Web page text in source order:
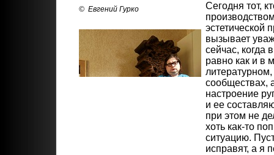
© Евгений Гурко
Сегодня тот,
эстетической
вызывает
сейчас, когда
равно как и в
сообществах,
настроение
и ее
при этом не
хоть как-то
ситуацию.
исправят, а я